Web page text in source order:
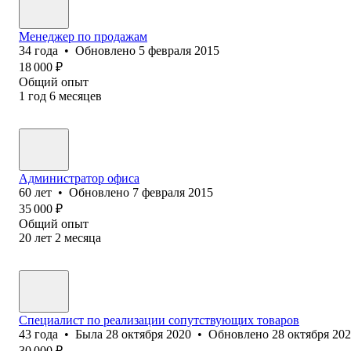
Менеджер по продажам
34 года • Обновлено 5 февраля 2015
18 000 ₽
Общий опыт
1 год 6 месяцев
Администратор офиса
60 лет • Обновлено 7 февраля 2015
35 000 ₽
Общий опыт
20 лет 2 месяца
Специалист по реализации сопутствующих товаров
43 года • Была 28 октября 2020 • Обновлено 28 октября